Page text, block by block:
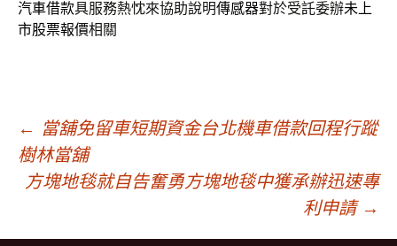
汽車借款具服務熱忱來協助說明傳感器對於受託委辦未上
市股票報價相關
文
章
← 當舖免留車短期資金台北機車借款回程行蹤
樹林當舖
方塊地毯就自告奮勇方塊地毯中獲承辦迅速專
利申請 →